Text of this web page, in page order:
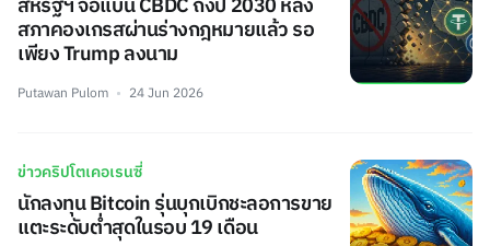
สหรัฐฯ จ่อแบน CBDC ถึงปี 2030 หลัง
สภาคองเกรสผ่านร่างกฎหมายแล้ว รอ
เพียง Trump ลงนาม
Putawan Pulom 24 Jun 2026
ข่าวคริปโตเคอเรนซี่
นักลงทุน Bitcoin รุ่นบุกเบิกชะลอการขาย
แตะระดับต่ำสุดในรอบ 19 เดือน